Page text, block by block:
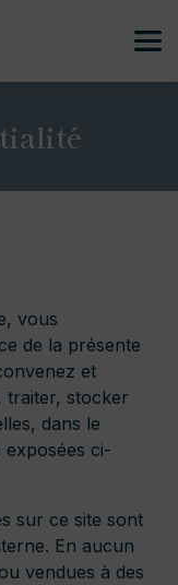
vous
de la présente
et
traiter, stocker
dans le
exposées ci-
sur ce site sont
En aucun
vendues à des